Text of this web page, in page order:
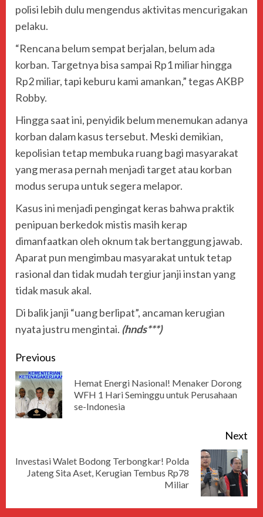
polisi lebih dulu mengendus aktivitas mencurigakan
pelaku.
“Rencana belum sempat berjalan, belum ada
korban. Targetnya bisa sampai Rp1 miliar hingga
Rp2 miliar, tapi keburu kami amankan,” tegas AKBP
Robby.
Hingga saat ini, penyidik belum menemukan adanya
korban dalam kasus tersebut. Meski demikian,
kepolisian tetap membuka ruang bagi masyarakat
yang merasa pernah menjadi target atau korban
modus serupa untuk segera melapor.
Kasus ini menjadi pengingat keras bahwa praktik
penipuan berkedok mistis masih kerap
dimanfaatkan oleh oknum tak bertanggung jawab.
Aparat pun mengimbau masyarakat untuk tetap
rasional dan tidak mudah tergiur janji instan yang
tidak masuk akal.
Di balik janji “uang berlipat”, ancaman kerugian
nyata justru mengintai. (hnds***)
Previous
Hemat Energi Nasional! Menaker Dorong
WFH 1 Hari Seminggu untuk Perusahaan
se-Indonesia
Next
Investasi Walet Bodong Terbongkar! Polda
Jateng Sita Aset, Kerugian Tembus Rp78
Miliar